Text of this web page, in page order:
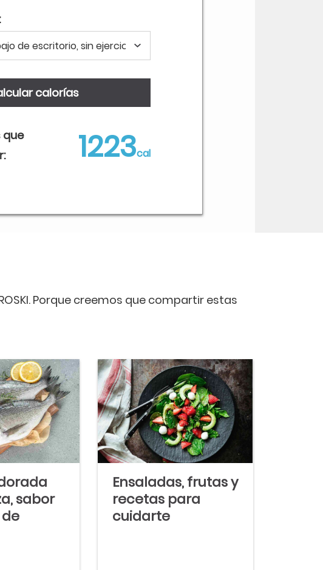
que
1223cal
Porque creemos que compartir estas
sabor
Ensaladas, frutas y
recetas para
cuidarte